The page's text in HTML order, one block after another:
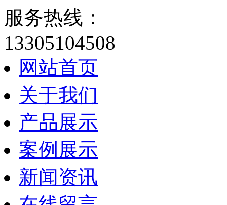
服务热线：
13305104508
网站首页
关于我们
产品展示
案例展示
新闻资讯